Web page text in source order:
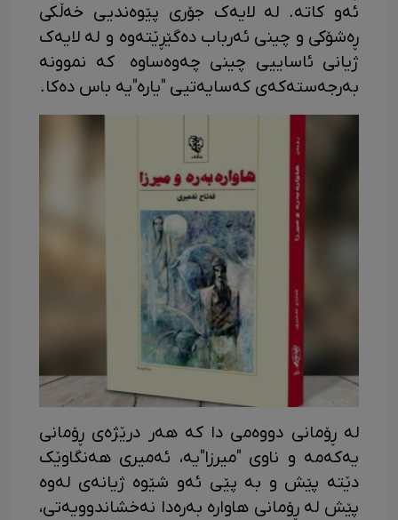
ئەو کاتە. لە لایەک جۆری پێوەندیی خەڵکی
ڕەشۆکی و چینی ئەرباب دەگێڕێتەوە و لە لایەک
ژیانی ئاساییی چینی چەوەساوە کە نموونە
بەرجەستەکەی کەسایەتیی "یارە"یە باس دەکا.
لە ڕۆمانی دووەمی دا کە هەر درێژەی ڕۆمانی
یەکەمە و ناوی "میرزا"یە، ئەمیری هەنگاوێک
دێتە پێش و بە پێی ئەو شێوە ژیانەی لەوە
پێش لە ڕۆمانی هاوارە بەرەدا نەخشاندوویەتی،